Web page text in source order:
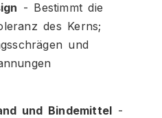
- Bestimmt die
des Kerns;
und
und Bindemittel -